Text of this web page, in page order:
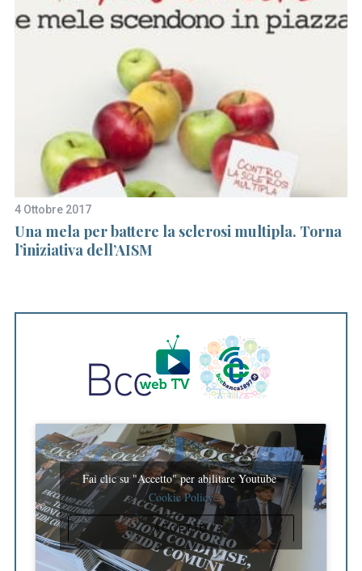
4 Ottobre 2017
Una mela per battere la sclerosi multipla. Torna
l’iniziativa dell’AISM
Fai clic su "Accetto" per abilitare Youtube
Cookie Policy
ACCETTO